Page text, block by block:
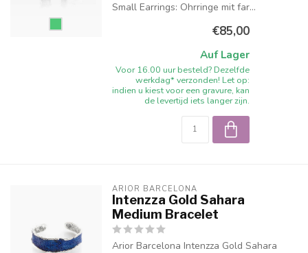
Small Earrings: Ohrringe mit far...
€85,00
Auf Lager
Voor 16.00 uur besteld? Dezelfde
werkdag* verzonden! Let op:
indien u kiest voor een gravure, kan
de levertijd iets langer zijn.
ARIOR BARCELONA
Intenzza Gold Sahara
Medium Bracelet
Arior Barcelona Intenzza Gold Sahara